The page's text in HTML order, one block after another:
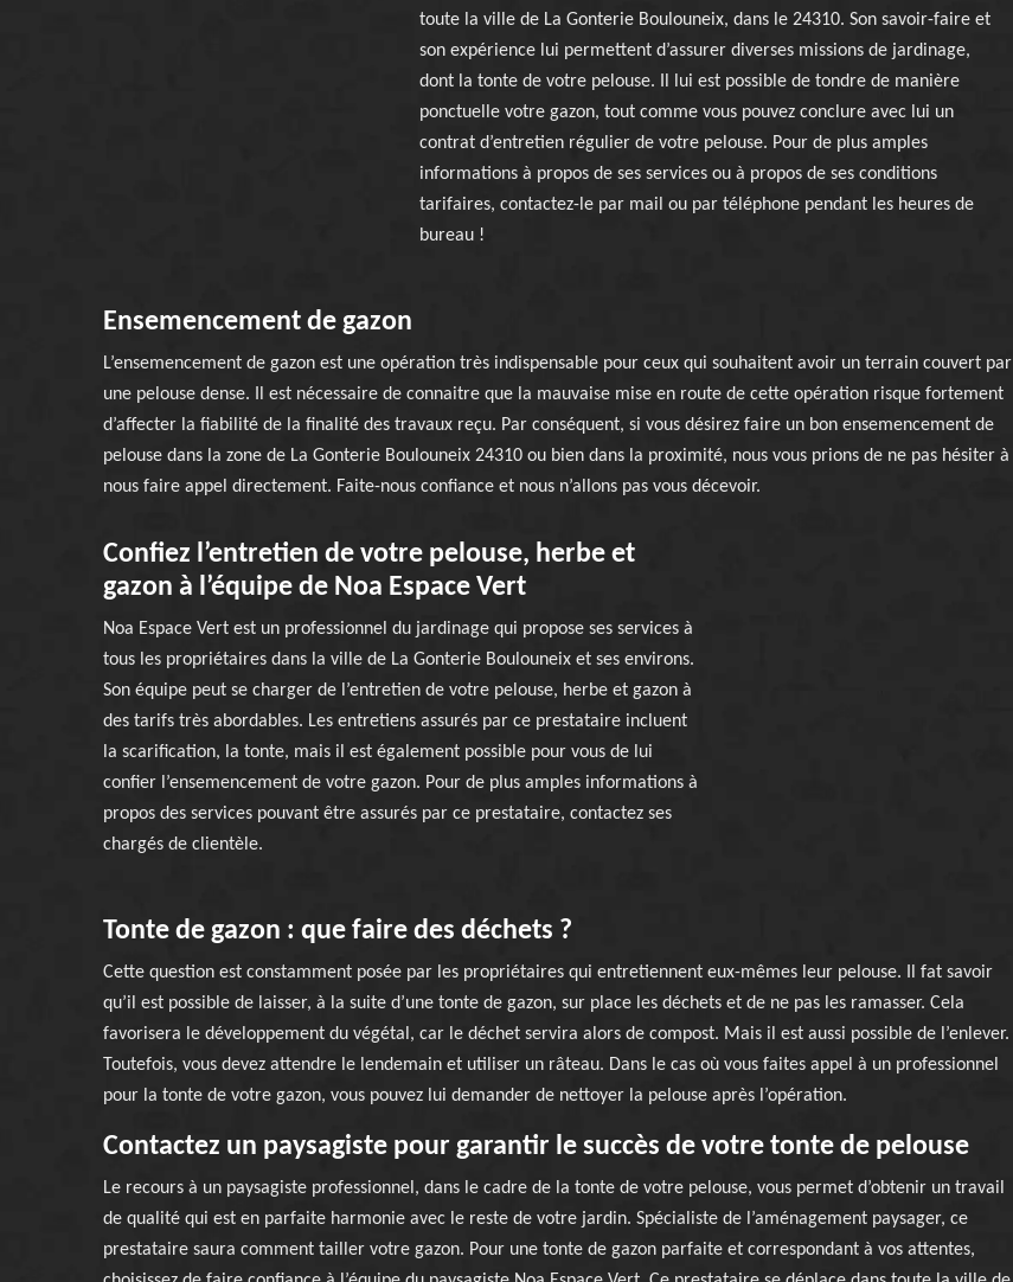
toute la ville de La Gonterie Boulouneix, dans le 24310. Son savoir-faire et
son expérience lui permettent d’assurer diverses missions de jardinage,
dont la tonte de votre pelouse. Il lui est possible de tondre de manière
ponctuelle votre gazon, tout comme vous pouvez conclure avec lui un
contrat d’entretien régulier de votre pelouse. Pour de plus amples
informations à propos de ses services ou à propos de ses conditions
tarifaires, contactez-le par mail ou par téléphone pendant les heures de
bureau !
Ensemencement de gazon
L’ensemencement de gazon est une opération très indispensable pour ceux qui souhaitent avoir un terrain couvert par
une pelouse dense. Il est nécessaire de connaitre que la mauvaise mise en route de cette opération risque fortement
d’affecter la fiabilité de la finalité des travaux reçu. Par conséquent, si vous désirez faire un bon ensemencement de
pelouse dans la zone de La Gonterie Boulouneix 24310 ou bien dans la proximité, nous vous prions de ne pas hésiter à
nous faire appel directement. Faite-nous confiance et nous n’allons pas vous décevoir.
Confiez l’entretien de votre pelouse, herbe et
gazon à l’équipe de Noa Espace Vert
Noa Espace Vert est un professionnel du jardinage qui propose ses services à
tous les propriétaires dans la ville de La Gonterie Boulouneix et ses environs.
Son équipe peut se charger de l’entretien de votre pelouse, herbe et gazon à
des tarifs très abordables. Les entretiens assurés par ce prestataire incluent
la scarification, la tonte, mais il est également possible pour vous de lui
confier l’ensemencement de votre gazon. Pour de plus amples informations à
propos des services pouvant être assurés par ce prestataire, contactez ses
chargés de clientèle.
Tonte de gazon : que faire des déchets ?
Cette question est constamment posée par les propriétaires qui entretiennent eux-mêmes leur pelouse. Il fat savoir
qu’il est possible de laisser, à la suite d’une tonte de gazon, sur place les déchets et de ne pas les ramasser. Cela
favorisera le développement du végétal, car le déchet servira alors de compost. Mais il est aussi possible de l’enlever.
Toutefois, vous devez attendre le lendemain et utiliser un râteau. Dans le cas où vous faites appel à un professionnel
pour la tonte de votre gazon, vous pouvez lui demander de nettoyer la pelouse après l’opération.
Contactez un paysagiste pour garantir le succès de votre tonte de pelouse
Le recours à un paysagiste professionnel, dans le cadre de la tonte de votre pelouse, vous permet d’obtenir un travail
de qualité qui est en parfaite harmonie avec le reste de votre jardin. Spécialiste de l’aménagement paysager, ce
prestataire saura comment tailler votre gazon. Pour une tonte de gazon parfaite et correspondant à vos attentes,